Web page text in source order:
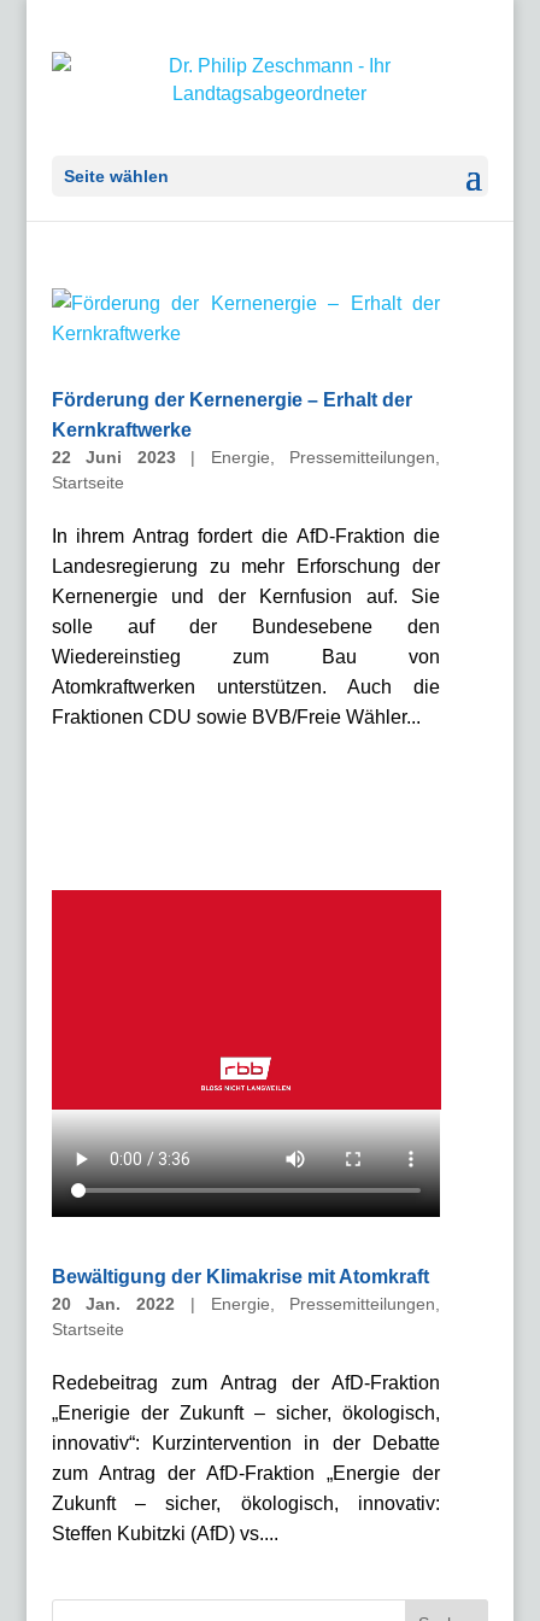
Seite wählen
Förderung der Kernenergie – Erhalt der
Kernkraftwerke
22 Juni 2023| Energie Pressemitteilungen
Startseite
In ihrem Antrag fordert die AfD-Fraktion die
Landesregierung zu mehr Erforschung der
Kernenergie und der Kernfusion auf. Sie
solle auf der Bundesebene den
Wiedereinstieg zum Bau von
Atomkraftwerken unterstützen. Auch die
Fraktionen CDU sowie BVB/Freie Wähler...
Bewältigung der Klimakrise mit Atomkraft
20 Jan. 2022 | Energie Pressemitteilungen
Startseite
Redebeitrag zum Antrag der AfD-Fraktion
„Enerigie der Zukunft – sicher, ökologisch,
innovativ“: Kurzintervention in der Debatte
zum Antrag der AfD-Fraktion „Energie der
Zukunft – sicher, ökologisch, innovativ:
Steffen Kubitzki (AfD) vs....